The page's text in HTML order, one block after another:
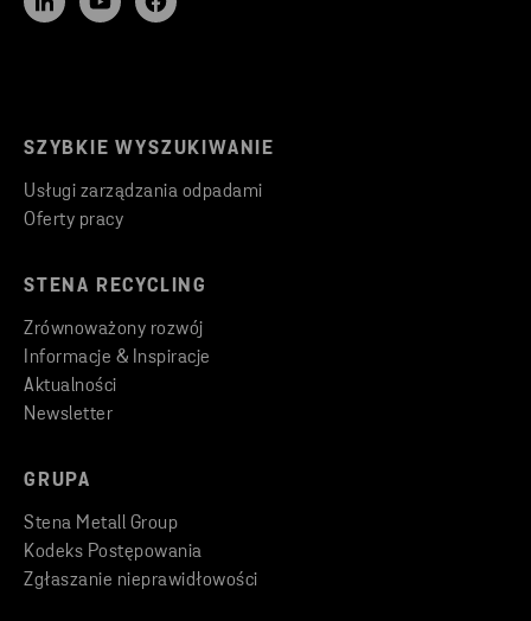
SZYBKIE WYSZUKIWANIE
Usługi zarządzania odpadami
Oferty pracy
STENA RECYCLING
Zrównoważony rozwój
Informacje & Inspiracje
Aktualności
Newsletter
GRUPA
Stena Metall Group
Kodeks Postępowania
Zgłaszanie nieprawidłowości